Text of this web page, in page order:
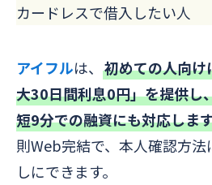
カードレスで借入したい人
アイフルは、 初めての人向
大30日間利息0円」を提供し
短9分での融資にも対応しま
則Web完結で、本人確認方法
しにできます。